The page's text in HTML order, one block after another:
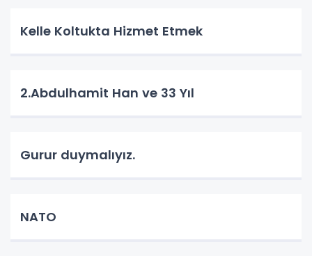
Kelle Koltukta Hizmet Etmek
2.Abdulhamit Han ve 33 Yıl
Gurur duymalıyız.
NATO